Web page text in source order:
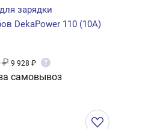
зарядки
DekaPower 110 (10A)
₽ 9 928 ₽ ?
самовывоз